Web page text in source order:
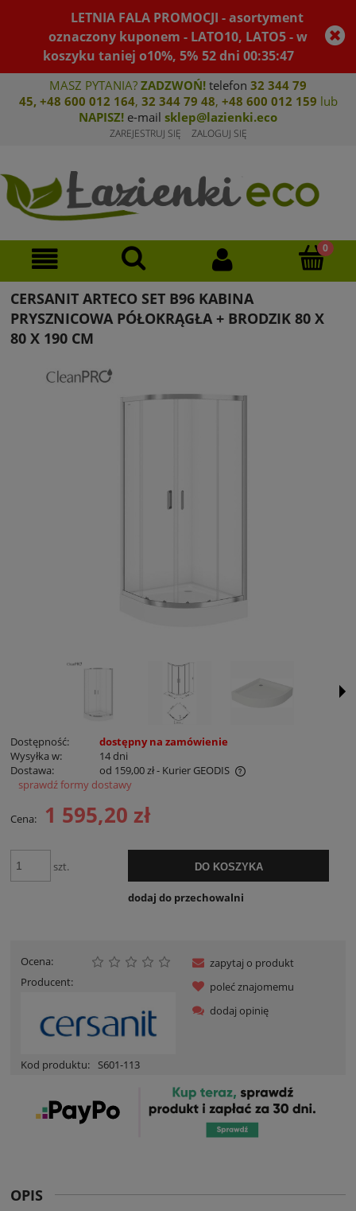
LETNIA FALA PROMOCJI - asortyment
oznaczony kuponem - LATO10, LATO5 - w
koszyku taniej o10%, 5% 52dni00:35:47
MASZ PYTANIA? ZADZWOŃ! telefon 32 344 79
45, +48 600 012 164, 32 344 79 48, +48 600 012 159 lub
NAPISZ! e-mail sklep@lazienki.eco
ZAREJESTRUJ SIĘ ZALOGUJ SIĘ
CERSANIT ARTECO SET B96 KABINA
PRYSZNICOWA PÓŁOKRĄGŁA + BRODZIK 80 X
80 X 190 CM
Dostępność:
dostępny na zamówienie
Wysyłka w:
14 dni
Dostawa:
od 159,00 zł- Kurier GEODIS
Cena nie zawiera ewentualnych kosztów płatności
sprawdź formy dostawy
Cena: 1 595,20 zł
szt. DO KOSZYKA
dodaj do przechowalni
Ocena:
Producent:
Kod produktu: S601-113
zapytaj o produkt
poleć znajomemu
dodaj opinię
OPIS